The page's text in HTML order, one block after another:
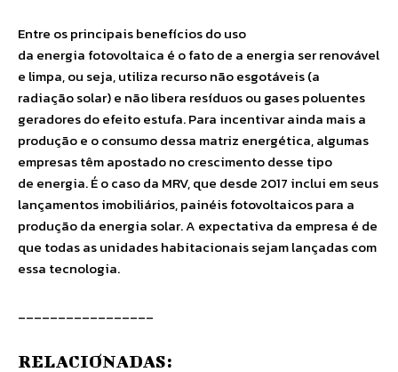
Entre os principais benefícios do uso
da energia fotovoltaica é o fato de a energia ser renovável
e limpa, ou seja, utiliza recurso não esgotáveis (a
radiação solar) e não libera resíduos ou gases poluentes
geradores do efeito estufa. Para incentivar ainda mais a
produção e o consumo dessa matriz energética, algumas
empresas têm apostado no crescimento desse tipo
de energia. É o caso da MRV, que desde 2017 inclui em seus
lançamentos imobiliários, painéis fotovoltaicos para a
produção da energia solar. A expectativa da empresa é de
que todas as unidades habitacionais sejam lançadas com
essa tecnologia.
_________________
RELACIONADAS: